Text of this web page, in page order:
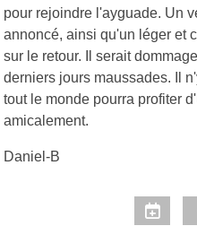
pour rejoindre l'ayguade. Un
annoncé, ainsi qu'un léger et
sur le retour. Il serait
derniers jours maussades. Il
tout le monde pourra profiter
amicalement.
Daniel-B